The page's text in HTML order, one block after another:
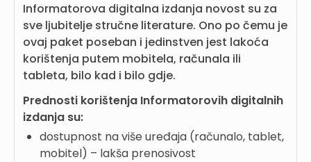
Informatorova digitalna izdanja novost su za
sve ljubitelje stručne literature. Ono po čemu je
ovaj paket poseban i jedinstven jest lakoća
korištenja putem mobitela, računala ili
tableta, bilo kad i bilo gdje.
Prednosti korištenja Informatorovih digitalnih
izdanja su:
dostupnost na više uređaja (računalo, tablet,
mobitel) – lakša prenosivost